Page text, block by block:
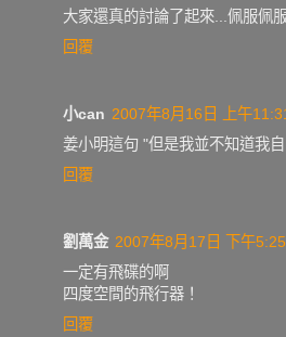
大家還真的討論了起來...佩服佩
回覆
小can 2007年8月16日 上午
姜小明這句 "但是我並不知道我
回覆
劉萬金 2007年8月17日 下午
一定有飛碟的啊
四度空間的飛行器！
回覆